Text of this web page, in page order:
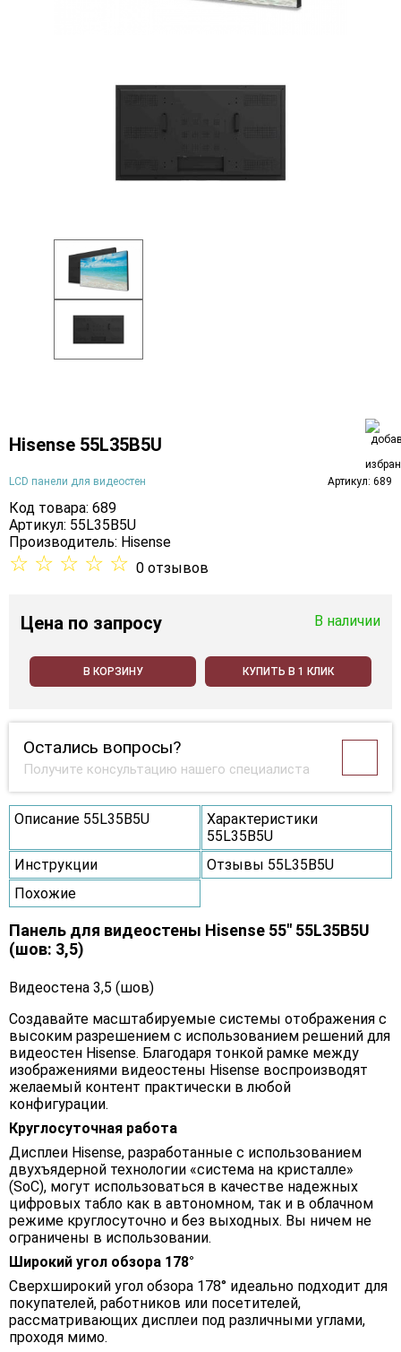
Hisense 55L35B5U
LCD панели для видеостен Артикул: 689
Код товара: 689
Артикул: 55L35B5U
Производитель: Hisense
☆ ☆ ☆ ☆ ☆ 0 отзывов
Цена по запросу В наличии
В КОРЗИНУ КУПИТЬ В 1 КЛИК
Остались вопросы?
Получите консультацию нашего специалиста
Описание 55L35B5U
Характеристики
55L35B5U
Инструкции
Отзывы 55L35B5U
Похожие
Панель для видеостены Hisense 55" 55L35B5U
(шов: 3,5)
Видеостена 3,5 (шов)
Создавайте масштабируемые системы отображения с
высоким разрешением с использованием решений для
видеостен Hisense. Благодаря тонкой рамке между
изображениями видеостены Hisense воспроизводят
желаемый контент практически в любой
конфигурации.
Круглосуточная работа
Дисплеи Hisense, разработанные с использованием
двухъядерной технологии «система на кристалле»
(SoC), могут использоваться в качестве надежных
цифровых табло как в автономном, так и в облачном
режиме круглосуточно и без выходных. Вы ничем не
ограничены в использовании.
Широкий угол обзора 178°
Сверхширокий угол обзора 178° идеально подходит для
покупателей, работников или посетителей,
рассматривающих дисплеи под различными углами,
проходя мимо.